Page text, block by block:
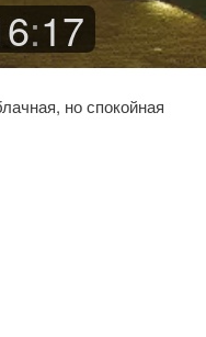
:17
но спокойная